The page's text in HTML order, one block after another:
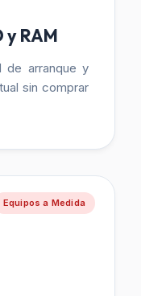
y RAM
de arranque y
sin comprar
Equipos a Medida